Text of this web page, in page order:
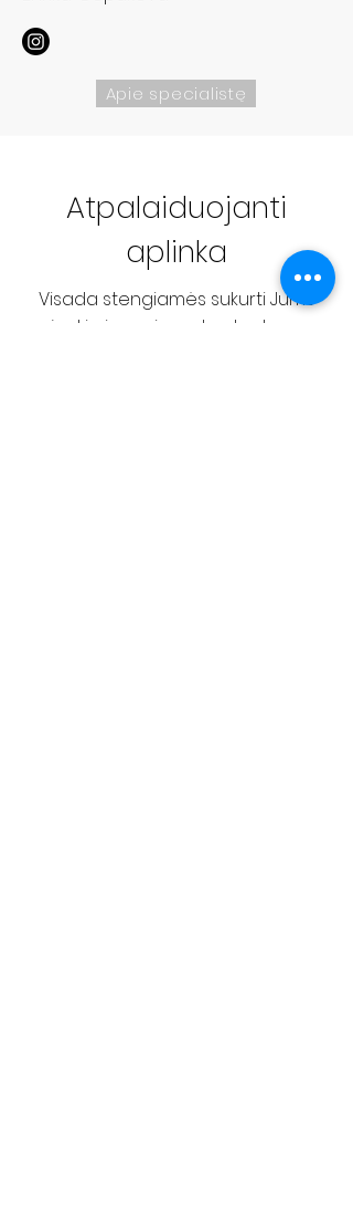
Apie specialistę
Atpalaiduojanti
aplinka
Visada stengiamės sukurti Jums
jaukią ir ramią erdvę, kad sau